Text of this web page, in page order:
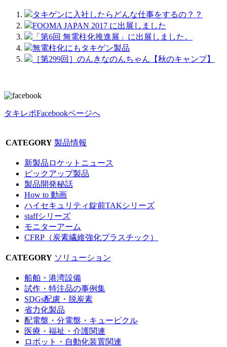
タキゲンに入社したらどんな仕事をするの？？
FOOMA JAPAN 2017 に出展しました
「第6回 無電柱化推進展」に出展しました。
無電柱化にもタキゲン製品
［第299回］のんきなのんちゃん【秋のキャンプ】
タキレポFacebookページへ
CATEGORY 製品情報
新製品ロケットニュース
ピックアップ製品
製品開発秘話
How to 動画
ハイセキュリティ錠前TAKシリーズ
staffシリーズ
モニターアーム
CFRP（炭素繊維強化プラスチック）
CATEGORY ソリューション
船舶・港湾設備
試作・特注品の事例集
SDGs配慮・脱炭素
省力化製品
配電盤・分電盤・キュービクル
医療・福祉・介護関連
ロボット・自動化装置関連